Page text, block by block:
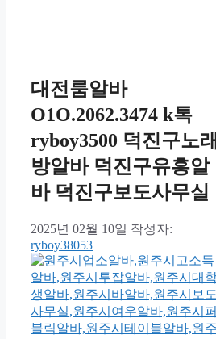
대전룸알바
O1O.2062.3474 k톡
ryboy3500 덕진구노래
방알바 덕진구유흥알
바 덕진구보도사무실
2025년 02월 10일 작성자:
ryboy38053